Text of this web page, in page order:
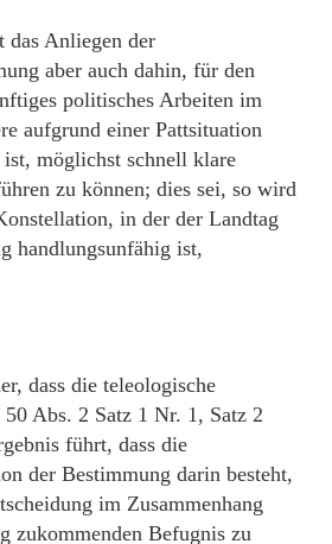
das Anliegen der
aber auch dahin, für den
politisches Arbeiten im
aufgrund einer Pattsituation
möglichst schnell klare
zu können; dies sei, so wird
in der der Landtag
handlungsunfähig ist,
dass die teleologische
Abs. 2 Satz 1 Nr. 1, Satz 2
führt, dass die
der Bestimmung darin besteht,
im Zusammenhang
zukommenden Befugnis zu